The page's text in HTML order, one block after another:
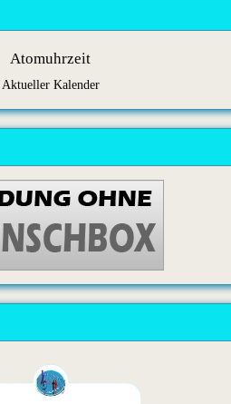
Atomuhrzeit
Aktueller Kalender